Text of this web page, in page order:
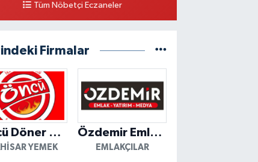
Tüm Nöbetçi Eczaneler
Firmalar
Öncü Döner Akhisar
YEMEK
Özdemir Emlak Yatırım
EMLAKÇILAR